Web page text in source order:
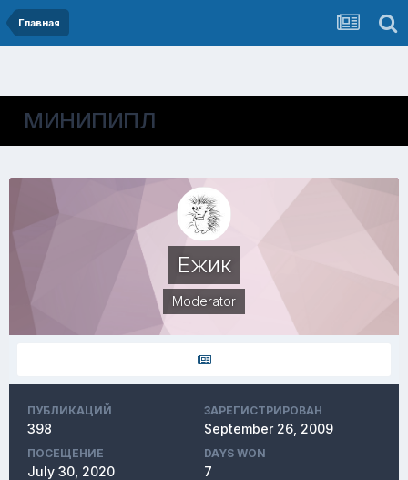
Главная
МИНИПИПЛ
Ежик
Moderator
ПУБЛИКАЦИЙ
398
ЗАРЕГИСТРИРОВАН
September 26, 2009
ПОСЕЩЕНИЕ
July 30, 2020
DAYS WON
7